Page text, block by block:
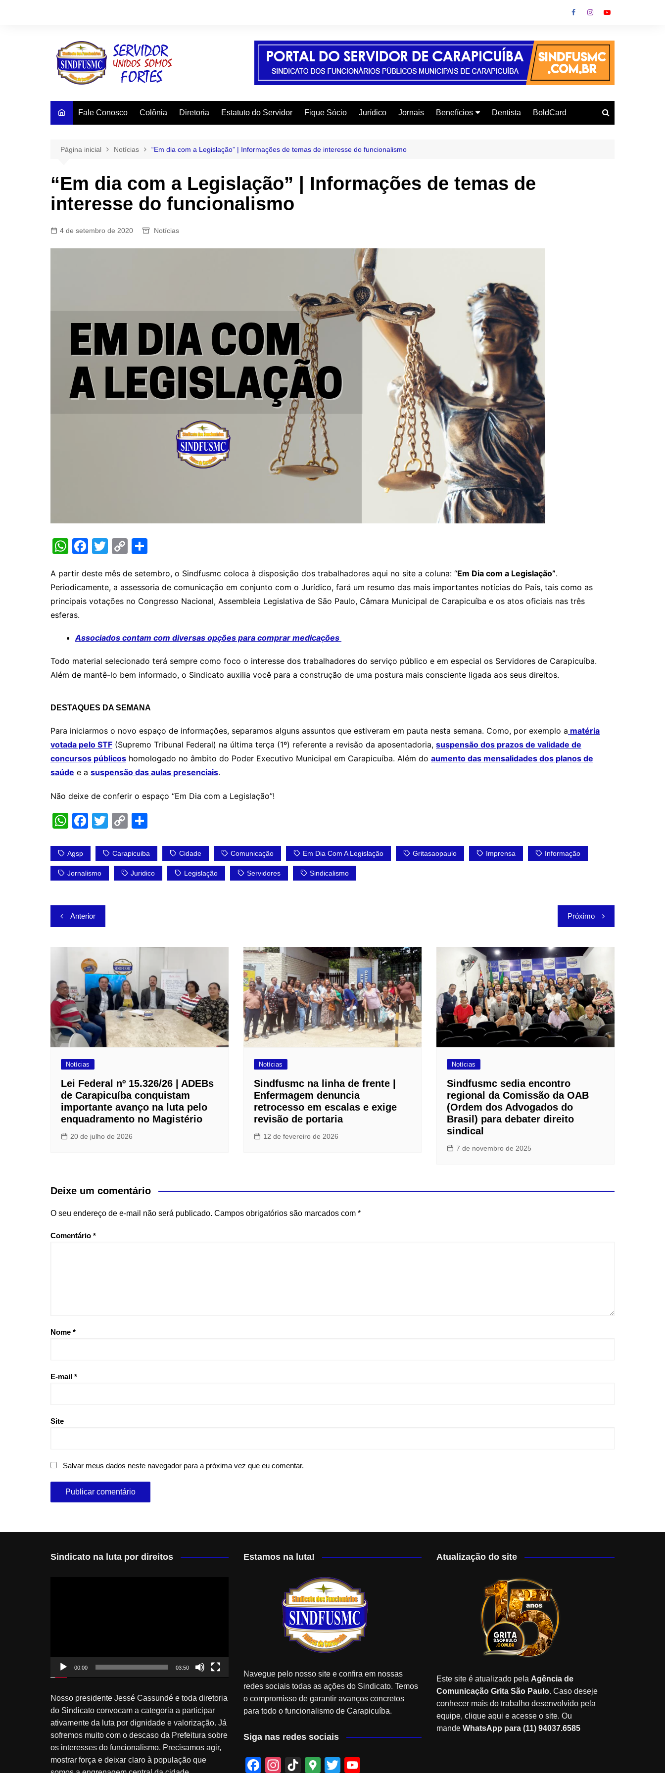
Fale Conosco Colônia Diretoria Estatuto do Servidor Fique Sócio Jurídico Jornais Benefícios
Curso de Inglês
Linha de Crédito
Mafisa Turismo
Nivalmix
Odontologia
Supermercado
Dentista BoldCard
Página inicial Notícias “Em dia com a Legislação” | Informações de temas de interesse do funcionalismo
“Em dia com a Legislação” | Informações de temas de
interesse do funcionalismo
4 de setembro de 2020 Notícias
W
at
s
A
p
p
F
c
e
b
o
k
T
itt
er
C
p
y
Li
k
ar
e
A partir deste mês de setembro, o Sindfusmc coloca à disposição dos trabalhadores aqui no site a coluna: “Em Dia com a Legislação”.
Periodicamente, a assessoria de comunicação em conjunto com o Jurídico, fará um resumo das mais importantes notícias do País, tais como as
principais votações no Congresso Nacional, Assembleia Legislativa de São Paulo, Câmara Municipal de Carapicuíba e os atos oficiais nas três
esferas.
Associados contam com diversas opções para comprar medicações
Todo material selecionado terá sempre como foco o interesse dos trabalhadores do serviço público e em especial os Servidores de Carapicuíba.
Além de mantê-lo bem informado, o Sindicato auxilia você para a construção de uma postura mais consciente ligada aos seus direitos.
DESTAQUES DA SEMANA
Para iniciarmos o novo espaço de informações, separamos alguns assuntos que estiveram em pauta nesta semana. Como, por exemplo a matéria
votada pelo STF (Supremo Tribunal Federal) na última terça (1º) referente a revisão da aposentadoria, suspensão dos prazos de validade de
concursos públicos homologado no âmbito do Poder Executivo Municipal em Carapicuíba. Além do aumento das mensalidades dos planos de
saúde e a suspensão das aulas presenciais.
Não deixe de conferir o espaço “Em Dia com a Legislação”!
W
at
s
A
p
F
c
e
b
o
k
T
itt
er
C
p
y
Li
ar
e
Agsp Carapicuiba Cidade Comunicação Em Dia Com A Legislação Gritasaopaulo Imprensa Informação
Jornalismo Juridico Legislação Servidores Sindicalismo
Navegação
de
Post
Anterior Próximo
Notícias
Lei Federal nº 15.326/26 | ADEBs
de Carapicuíba conquistam
importante avanço na luta pelo
enquadramento no Magistério
20 de julho de 2026
Notícias
Sindfusmc na linha de frente |
Enfermagem denuncia
retrocesso em escalas e exige
revisão de portaria
12 de fevereiro de 2026
Notícias
Sindfusmc sedia encontro
regional da Comissão da OAB
(Ordem dos Advogados do
Brasil) para debater direito
sindical
7 de novembro de 2025
Deixe um comentário
O seu endereço de e-mail não será publicado. Campos obrigatórios são marcados com *
Comentário *
Nome *
E-mail *
Site
Salvar meus dados neste navegador para a próxima vez que eu comentar.
Sindicato na luta por direitos
00:00 03:50
Nosso presidente Jessé Cassundé e toda diretoria
do Sindicato convocam a categoria a participar
ativamente da luta por dignidade e valorização. Já
sofremos muito com o descaso da Prefeitura sobre
os interesses do funcionalismo. Precisamos agir,
mostrar força e deixar claro à população que
Estamos na luta!
Navegue pelo nosso site e confira em nossas
redes sociais todas as ações do Sindicato. Temos
o compromisso de garantir avanços concretos
para todo o funcionalismo de Carapicuíba.
Siga nas redes sociais
F
In Ti
G
T
Atualização do site
Este site é atualizado pela Agência de
Comunicação Grita São Paulo. Caso deseje
conhecer mais do trabalho desenvolvido pela
equipe, clique aqui e acesse o site. Ou
mande WhatsApp para (11) 94037.6585